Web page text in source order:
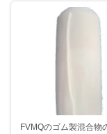
FVMQのゴム製混合物